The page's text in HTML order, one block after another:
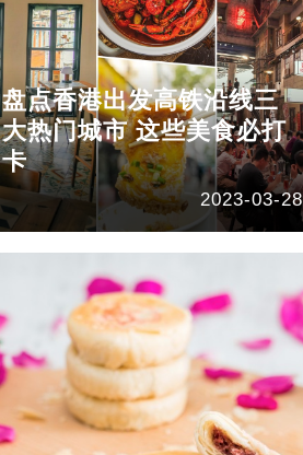
盘点香港出发高铁沿线三
大热门城市 这些美食必打
卡
2023-03-28